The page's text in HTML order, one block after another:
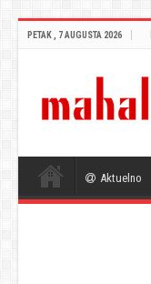
PETAK , 7 AUGUSTA 2026
Aktuelno